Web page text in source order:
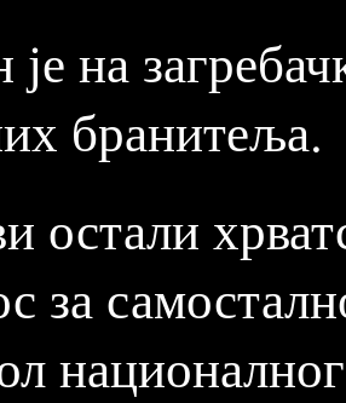
је на
бранитеља.
остали
за